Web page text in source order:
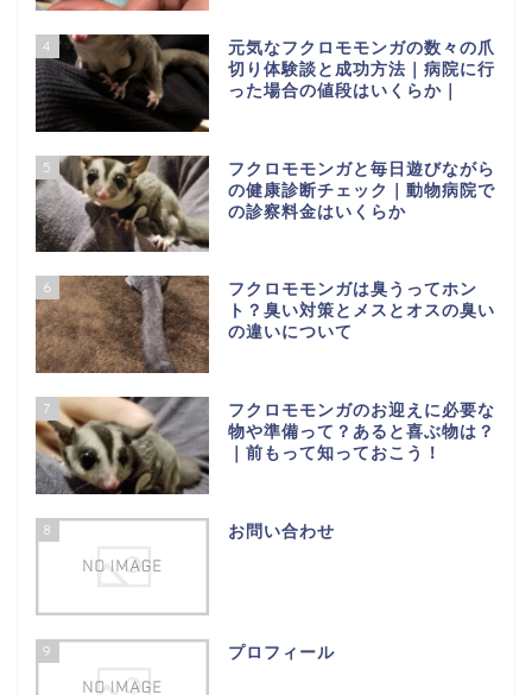
4
元気なフクロモモンガの数々の爪
切り体験談と成功方法｜病院に行
った場合の値段はいくらか｜
5
フクロモモンガと毎日遊びながら
の健康診断チェック｜動物病院で
の診察料金はいくらか
6
フクロモモンガは臭うってホン
ト？臭い対策とメスとオスの臭い
の違いについて
7
フクロモモンガのお迎えに必要な
物や準備って？あると喜ぶ物は？
｜前もって知っておこう！
8 お問い合わせ
9 プロフィール